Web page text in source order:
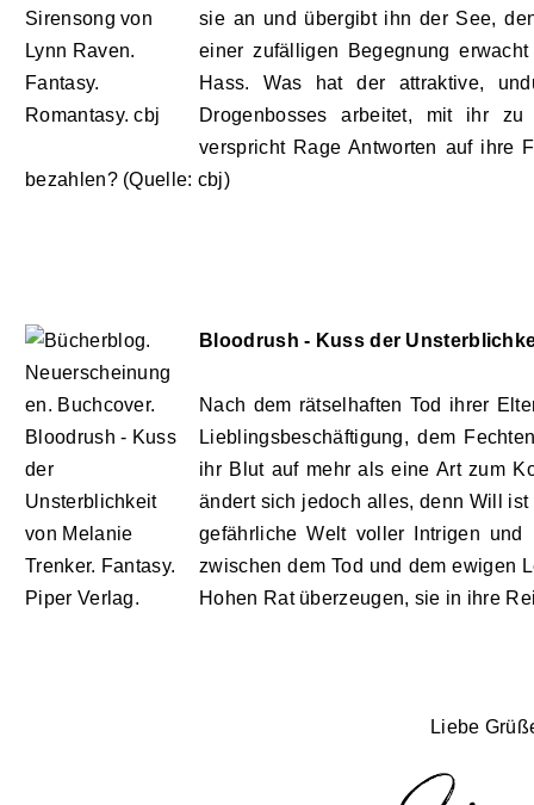
sie an und übergibt ihn der See,
einer zufälligen Begegnung
Hass. Was hat der attraktive,
Drogenbosses arbeitet, mit ihr
verspricht Rage Antworten auf ihre
bezahlen? (Quelle: cbj)
Bloodrush - Kuss der
Nach dem rätselhaften Tod ihrer
Lieblingsbeschäftigung, dem
ihr Blut auf mehr als eine Art zum
ändert sich jedoch alles, denn Will
gefährliche Welt voller Intrigen und
zwischen dem Tod und dem ewigen
Hohen Rat überzeugen, sie in ihre
Liebe